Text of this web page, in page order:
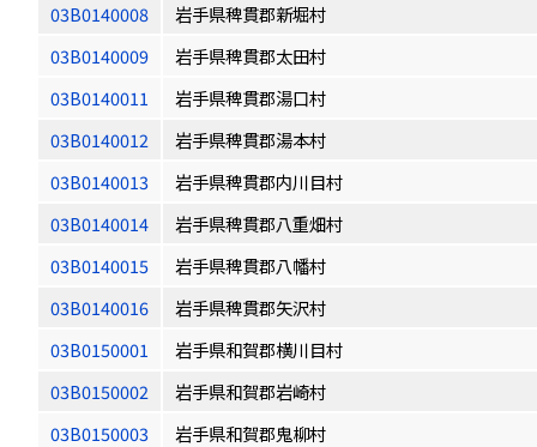
03B0140008
岩手県稗貫郡新堀村
03B0140009
岩手県稗貫郡太田村
03B0140011
岩手県稗貫郡湯口村
03B0140012
岩手県稗貫郡湯本村
03B0140013
岩手県稗貫郡内川目村
03B0140014
岩手県稗貫郡八重畑村
03B0140015
岩手県稗貫郡八幡村
03B0140016
岩手県稗貫郡矢沢村
03B0150001
岩手県和賀郡横川目村
03B0150002
岩手県和賀郡岩崎村
03B0150003
岩手県和賀郡鬼柳村